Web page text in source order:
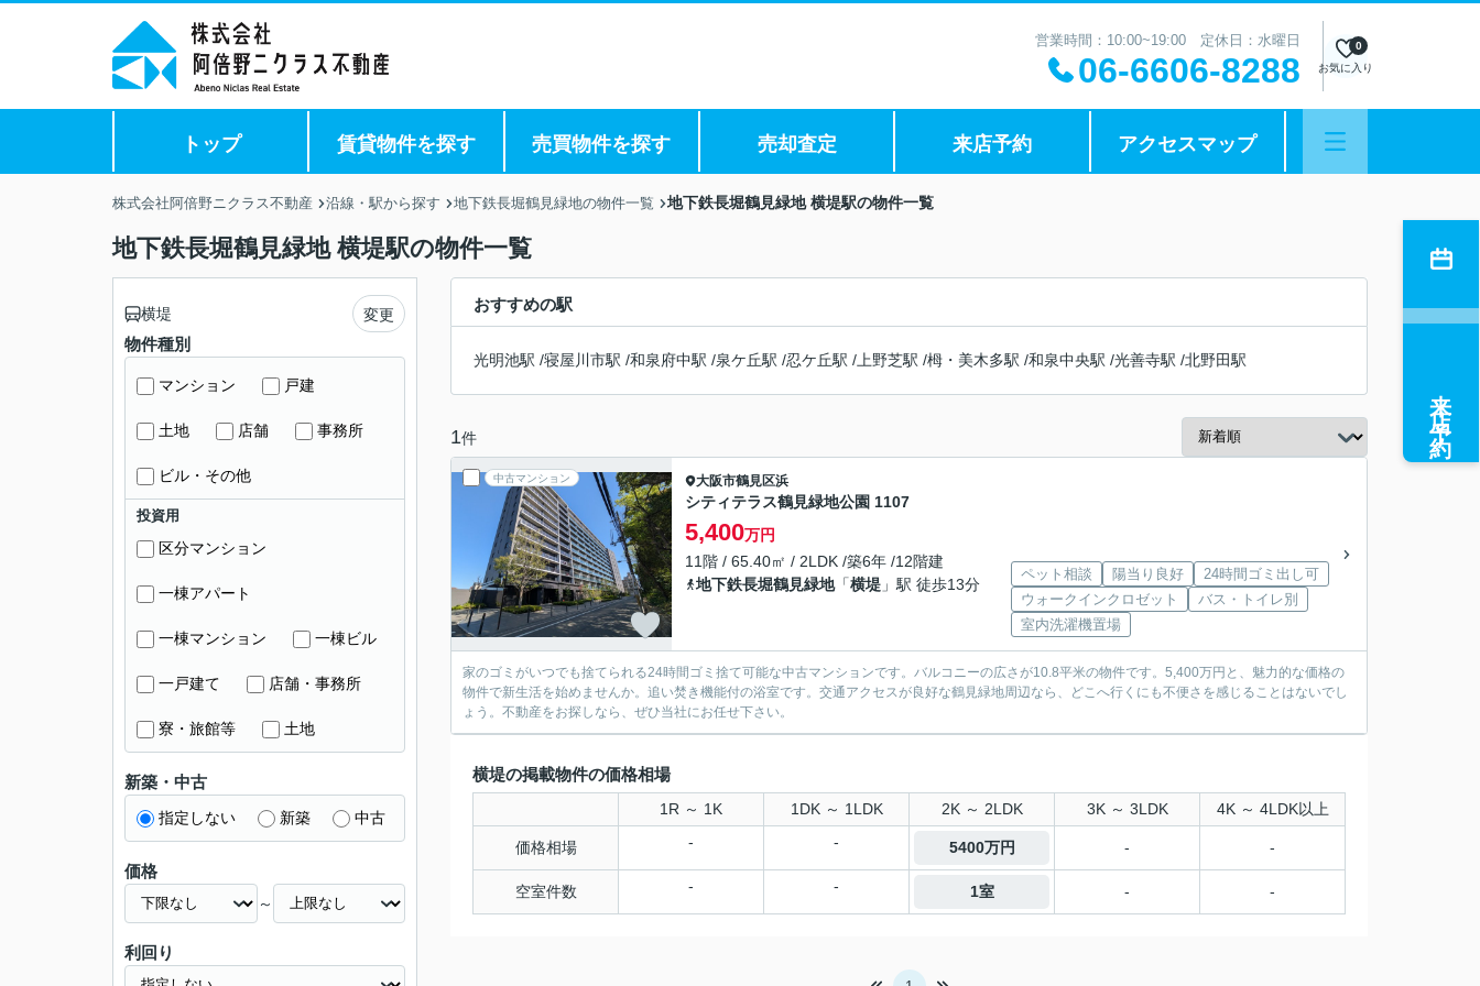
営業時間：10:00~19:00 定休日：水曜日
06-6606-8288 お気に入り
0
トップ 賃貸物件を探す 売買物件を探す 売却査定 来店予約 アクセスマップ
株式会社阿倍野ニクラス不動産 沿線・駅から探す 地下鉄長堀鶴見緑地の物件一覧 地下鉄長堀鶴見緑地 横堤駅の物件一覧
地下鉄長堀鶴見緑地 横堤駅の物件一覧
おすすめの駅
光明池駅 /寝屋川市駅 /和泉府中駅 /泉ケ丘駅 /忍ケ丘駅 / 上野芝駅 /栂・美木多駅 /和泉中央駅 /光善寺駅 /北野田駅
1件
中古マンション 大阪市鶴見区浜
シティテラス鶴見緑地公園 1107
5,400万円
11階 / 65.40㎡ / 2LDK /築6年 /12階建
地下鉄長堀鶴見緑地「横堤 」駅 徒歩13分
ペット相談 陽当り良好
24時間ゴミ出し可
ウォークインクロゼット
バス・トイレ別
室内洗濯機置場
家のゴミがいつでも捨てられる24時間ゴミ捨て可能な中古マンションです。バルコニーの広さが10.8平米の物件です。5,400万円と、魅力的な価格の
物件で新生活を始めませんか。追い焚き機能付の浴室です。交通アクセスが良好な鶴見緑地周辺なら、どこへ行くにも不便さを感じることはないでし
ょう。不動産をお探しなら、ぜひ当社にお任せ下さい。
横堤の掲載物件の価格相場
1R ～ 1K 1DK ～ 1LDK 2K ～ 2LDK 3K ～ 3LDK 4K ～ 4LDK以上
価格相場 - - 5400万円 - -
空室件数 - - 1室 - -
横堤 変更
物件種別
マンション 戸建
土地 店舗 事務所
ビル・その他
投資用
区分マンション
一棟アパート
一棟マンション 一棟ビル
一戸建て 店舗・事務所
寮・旅館等 土地
新築・中古
指定しない 新築 中古
価格
～
利回り
来店予約